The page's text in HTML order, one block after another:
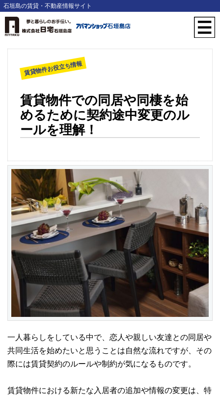
石垣島の賃貸・不動産情報サイト
賃貸物件お役立ち情報
賃貸物件での同居や同棲を始
めるために契約途中変更のル
ールを理解！
一人暮らしをしている中で、恋人や親しい友達との同居や
共同生活を始めたいと思うことは自然な流れですが、その
際には賃貸契約のルールや制約が気になるものです。
賃貸物件における新たな入居者の追加や情報の変更は、特